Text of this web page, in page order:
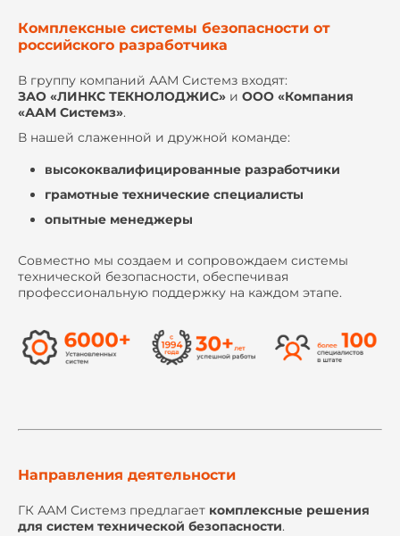
Комплексные системы безопасности от
российского разработчика
В группу компаний ААМ Системз входят:
ЗАО «ЛИНКС ТЕКНОЛОДЖИС» и ООО «Компания
«ААМ Системз».
В нашей слаженной и дружной команде:
высококвалифицированные разработчики
грамотные технические специалисты
опытные менеджеры
Совместно мы создаем и сопровождаем системы
технической безопасности, обеспечивая
профессиональную поддержку на каждом этапе.
Направления деятельности
ГК ААМ Системз предлагает комплексные решения
для систем технической безопасности.